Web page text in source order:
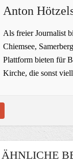
Anton
Als freier Journalist
Chiemsee,
Plattform bieten für
Kirche, die sonst
ÄHNLICHE